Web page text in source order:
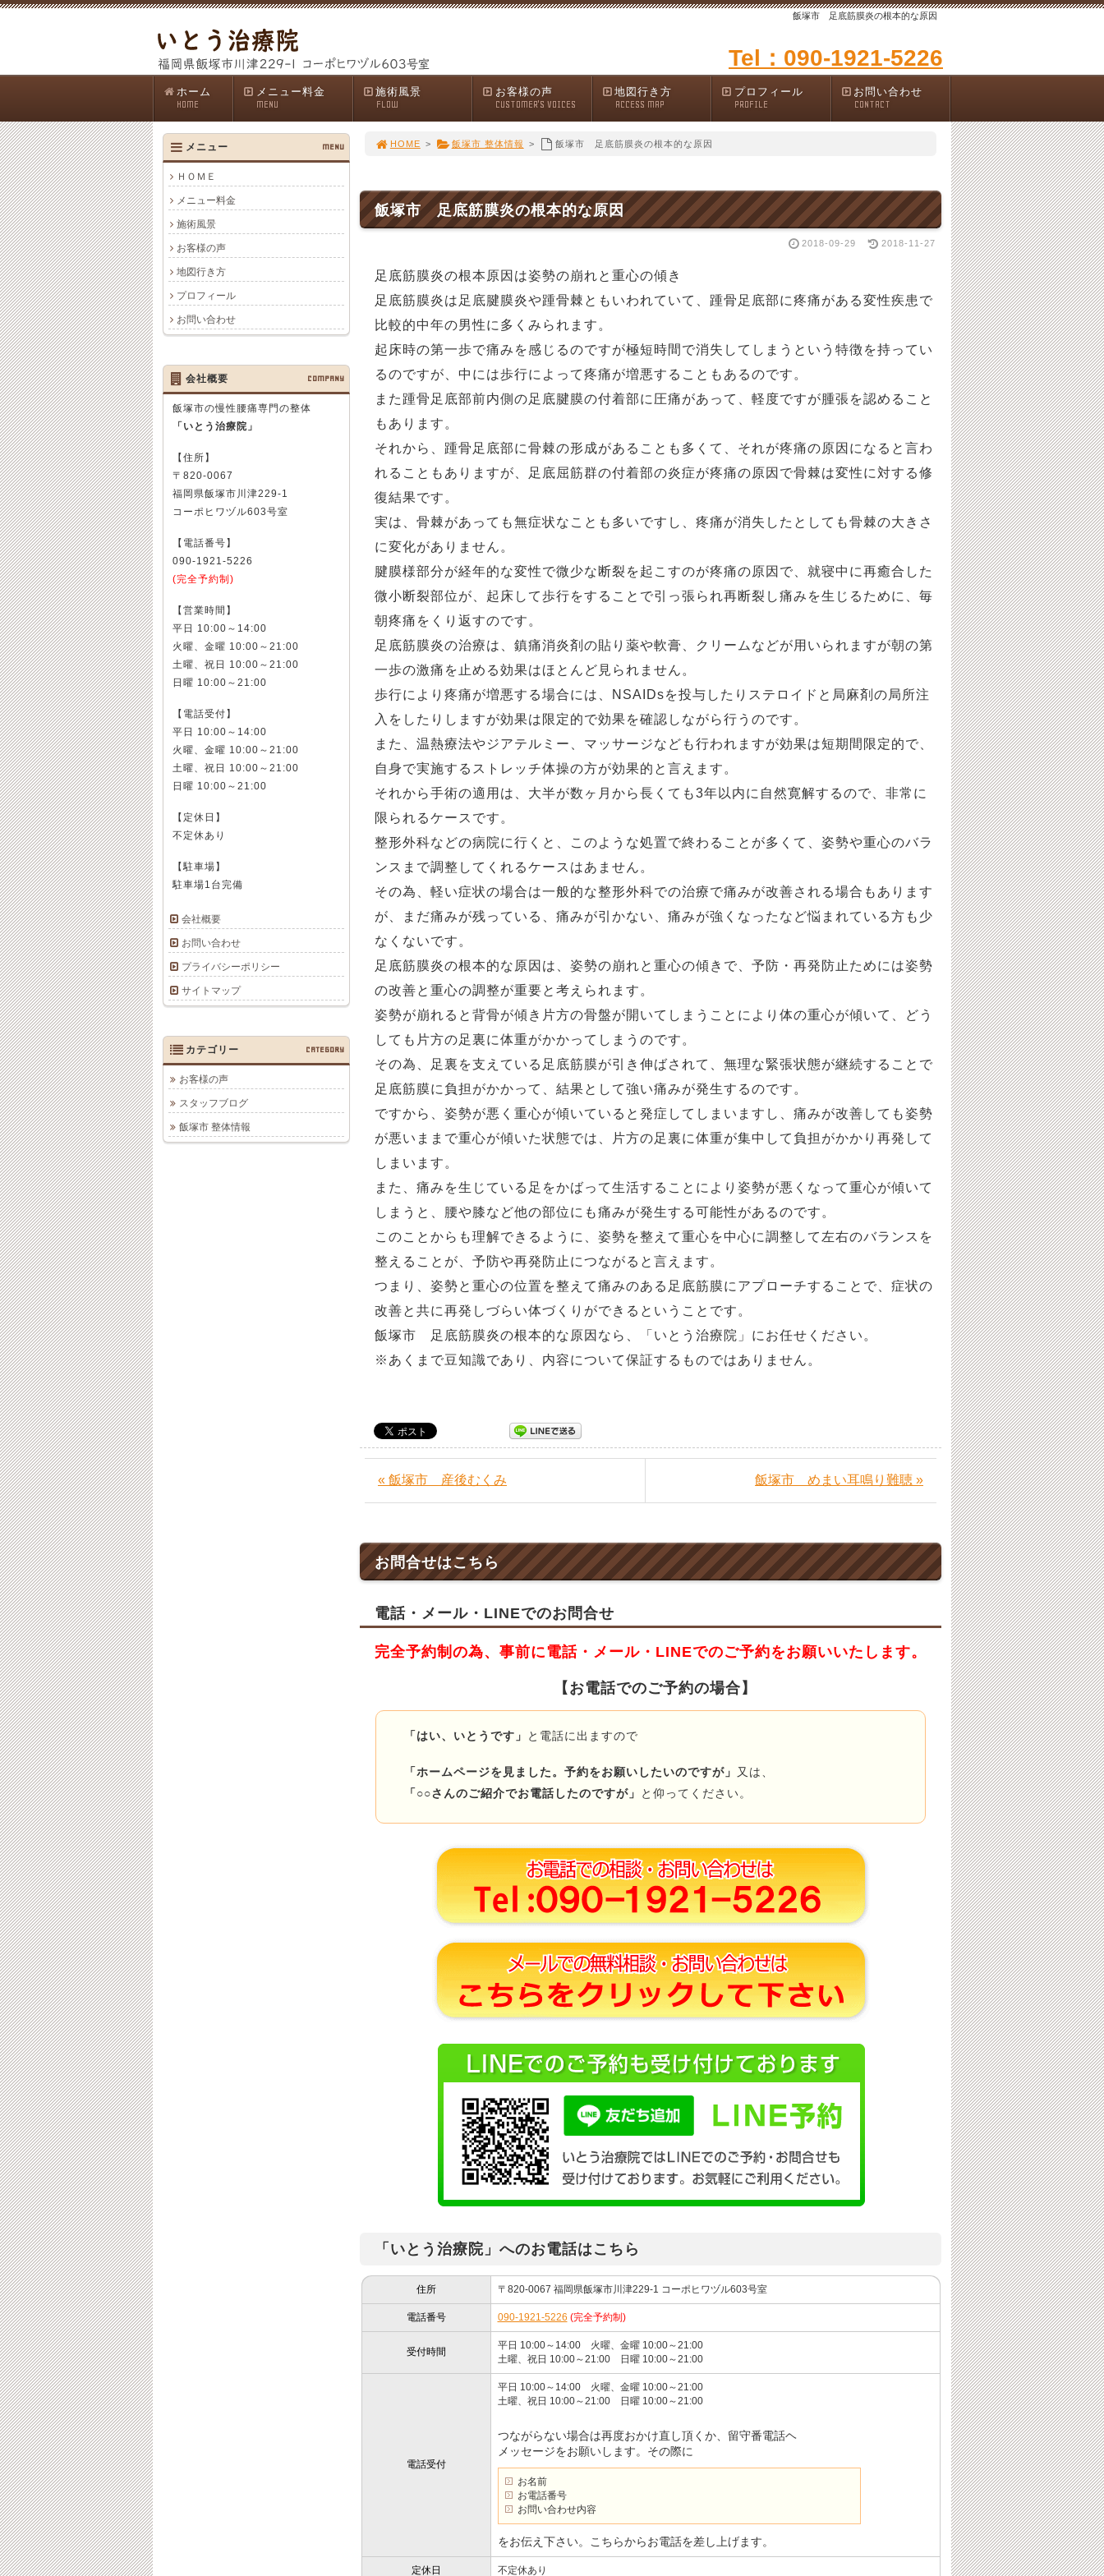
飯塚市 足底筋膜炎の根本的な原因
Tel：090-1921-5226
ホーム
HOME
メニュー料金
MENU
施術風景
FLOW
お客様の声
CUSTOMER'S VOICES
地図行き方
ACCESS MAP
プロフィール
PROFILE
お問い合わせ
CONTACT
HOME > 飯塚市 整体情報 > 飯塚市 足底筋膜炎の根本的な原因
飯塚市 足底筋膜炎の根本的な原因
2018-09-29 2018-11-27
足底筋膜炎の根本原因は姿勢の崩れと重心の傾き
足底筋膜炎は足底腱膜炎や踵骨棘ともいわれていて、踵骨足底部に疼痛がある変性疾患で
比較的中年の男性に多くみられます。
起床時の第一歩で痛みを感じるのですが極短時間で消失してしまうという特徴を持ってい
るのですが、中には歩行によって疼痛が増悪することもあるのです。
また踵骨足底部前内側の足底腱膜の付着部に圧痛があって、軽度ですが腫張を認めること
もあります。
それから、踵骨足底部に骨棘の形成があることも多くて、それが疼痛の原因になると言わ
れることもありますが、足底屈筋群の付着部の炎症が疼痛の原因で骨棘は変性に対する修
復結果です。
実は、骨棘があっても無症状なことも多いですし、疼痛が消失したとしても骨棘の大きさ
に変化がありません。
腱膜様部分が経年的な変性で微少な断裂を起こすのが疼痛の原因で、就寝中に再癒合した
微小断裂部位が、起床して歩行をすることで引っ張られ再断裂し痛みを生じるために、毎
朝疼痛をくり返すのです。
足底筋膜炎の治療は、鎮痛消炎剤の貼り薬や軟膏、クリームなどが用いられますが朝の第
一歩の激痛を止める効果はほとんど見られません。
歩行により疼痛が増悪する場合には、NSAIDsを投与したりステロイドと局麻剤の局所注
入をしたりしますが効果は限定的で効果を確認しながら行うのです。
また、温熱療法やジアテルミー、マッサージなども行われますが効果は短期間限定的で、
自身で実施するストレッチ体操の方が効果的と言えます。
それから手術の適用は、大半が数ヶ月から長くても3年以内に自然寛解するので、非常に
限られるケースです。
整形外科などの病院に行くと、このような処置で終わることが多くて、姿勢や重心のバラ
ンスまで調整してくれるケースはあません。
その為、軽い症状の場合は一般的な整形外科での治療で痛みが改善される場合もあります
が、まだ痛みが残っている、痛みが引かない、痛みが強くなったなど悩まれている方も少
なくないです。
足底筋膜炎の根本的な原因は、姿勢の崩れと重心の傾きで、予防・再発防止ためには姿勢
の改善と重心の調整が重要と考えられます。
姿勢が崩れると背骨が傾き片方の骨盤が開いてしまうことにより体の重心が傾いて、どう
しても片方の足裏に体重がかかってしまうのです。
その為、足裏を支えている足底筋膜が引き伸ばされて、無理な緊張状態が継続することで
足底筋膜に負担がかかって、結果として強い痛みが発生するのです。
ですから、姿勢が悪く重心が傾いていると発症してしまいますし、痛みが改善しても姿勢
が悪いままで重心が傾いた状態では、片方の足裏に体重が集中して負担がかかり再発して
しまいます。
また、痛みを生じている足をかばって生活することにより姿勢が悪くなって重心が傾いて
しまうと、腰や膝など他の部位にも痛みが発生する可能性があるのです。
このことからも理解できるように、姿勢を整えて重心を中心に調整して左右のバランスを
整えることが、予防や再発防止につながると言えます。
つまり、姿勢と重心の位置を整えて痛みのある足底筋膜にアプローチすることで、症状の
改善と共に再発しづらい体づくりができるということです。
飯塚市 足底筋膜炎の根本的な原因なら、「いとう治療院」にお任せください。
※あくまで豆知識であり、内容について保証するものではありません。
« 飯塚市 産後むくみ 飯塚市 めまい耳鳴り難聴 »
お問合せはこちら
電話・メール・LINEでのお問合せ
完全予約制の為、事前に電話・メール・LINEでのご予約をお願いいたします。
【お電話でのご予約の場合】
「はい、いとうです」 と電話に出ますので
「ホームページを見ました。予約をお願いしたいのですが」
又は、
「○○さんのご紹介でお電話したのですが」
と仰ってください。
「いとう治療院」へのお電話はこちら
住所 〒820-0067 福岡県飯塚市川津229-1 コーポヒワヅル603号室
電話番号 090-1921-5226 (完全予約制)
受付時間
平日 10:00～14:00 火曜、金曜 10:00～21:00
土曜、祝日 10:00～21:00 日曜 10:00～21:00
電話受付
平日 10:00～14:00 火曜、金曜 10:00～21:00
土曜、祝日 10:00～21:00 日曜 10:00～21:00
つながらない場合は再度おかけ直し頂くか、留守番電話ヘ
メッセージをお願いします。その際に
お名前
お電話番号
お問い合わせ内容
をお伝え下さい。こちらからお電話を差し上げます。
定休日 不定休あり
メニュー MENU
ＨＯＭＥ
メニュー料金
施術風景
お客様の声
地図行き方
プロフィール
お問い合わせ
会社概要 COMPANY
飯塚市の慢性腰痛専門の整体
「いとう治療院」
【住所】
〒820-0067
福岡県飯塚市川津229-1
コーポヒワヅル603号室
【電話番号】
090-1921-5226
(完全予約制)
【営業時間】
平日 10:00～14:00
火曜、金曜 10:00～21:00
土曜、祝日 10:00～21:00
日曜 10:00～21:00
【電話受付】
平日 10:00～14:00
火曜、金曜 10:00～21:00
土曜、祝日 10:00～21:00
日曜 10:00～21:00
【定休日】
不定休あり
【駐車場】
駐車場1台完備
会社概要
お問い合わせ
プライバシーポリシー
サイトマップ
カテゴリー CATEGORY
お客様の声
スタッフブログ
飯塚市 整体情報